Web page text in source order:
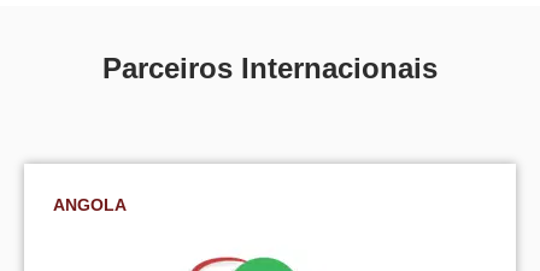
Parceiros Internacionais
ANGOLA